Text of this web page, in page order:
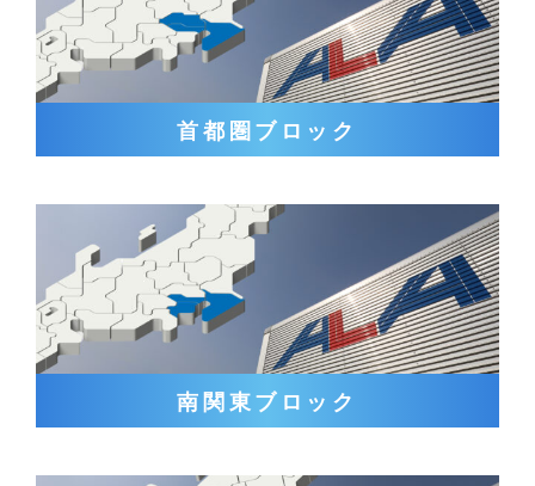
首都圏ブロック
南関東ブロック